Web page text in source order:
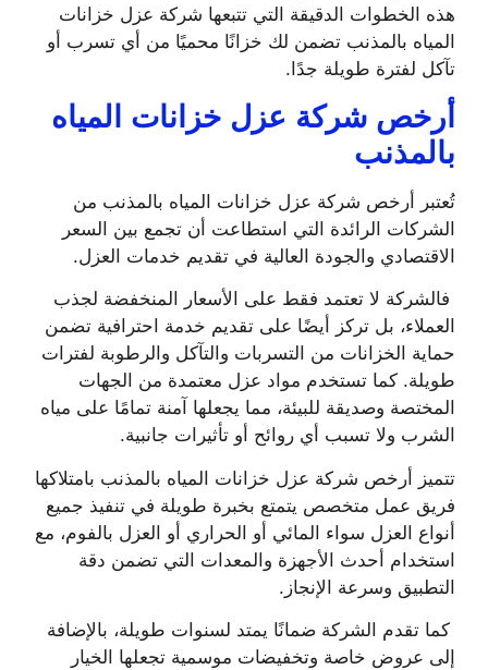
هذه الخطوات الدقيقة التي تتبعها شركة عزل خزانات
المياه بالمذنب تضمن لك خزانًا محميًا من أي تسرب أو
تآكل لفترة طويلة جدًا.
أرخص شركة عزل خزانات المياه
بالمذنب
تُعتبر أرخص شركة عزل خزانات المياه بالمذنب من
الشركات الرائدة التي استطاعت أن تجمع بين السعر
الاقتصادي والجودة العالية في تقديم خدمات العزل.
فالشركة لا تعتمد فقط على الأسعار المنخفضة لجذب
العملاء، بل تركز أيضًا على تقديم خدمة احترافية تضمن
حماية الخزانات من التسربات والتآكل والرطوبة لفترات
طويلة. كما تستخدم مواد عزل معتمدة من الجهات
المختصة وصديقة للبيئة، مما يجعلها آمنة تمامًا على مياه
الشرب ولا تسبب أي روائح أو تأثيرات جانبية.
تتميز أرخص شركة عزل خزانات المياه بالمذنب بامتلاكها
فريق عمل متخصص يتمتع بخبرة طويلة في تنفيذ جميع
أنواع العزل سواء المائي أو الحراري أو العزل بالفوم، مع
استخدام أحدث الأجهزة والمعدات التي تضمن دقة
التطبيق وسرعة الإنجاز.
كما تقدم الشركة ضمانًا يمتد لسنوات طويلة، بالإضافة
إلى عروض خاصة وتخفيضات موسمية تجعلها الخيار